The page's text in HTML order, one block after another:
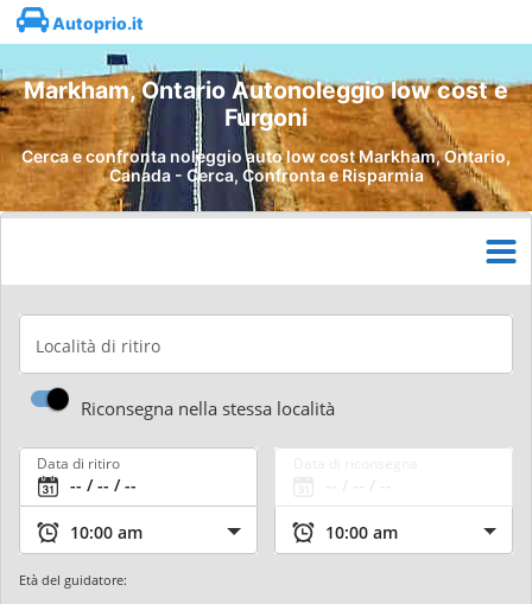
Autoprio.it
Markham, Ontario Autonoleggio low cost e
Furgoni
Cerca e confronta noleggio auto low cost Markham, Ontario,
Canada - Cerca, Confronta e Risparmia
Località di ritiro
Riconsegna nella stessa località
Data di ritiro
Età del guidatore: